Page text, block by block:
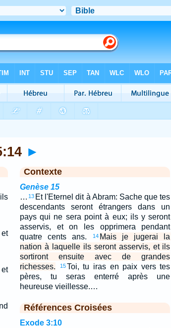
►
Contexte
Genèse 15
… 13 Et l'Eternel dit à Abram: Sache que tes
descendants seront étrangers dans un
pays qui ne sera point à eux; ils y seront
asservis, et on les opprimera pendant
quatre cents ans.
14 Mais je jugerai la
nation à laquelle ils seront asservis, et ils
sortiront ensuite avec de grandes
richesses.
15 Toi, tu iras en paix vers tes
pères, tu seras enterré après une
heureuse vieillesse.…
Références Croisées
Exode 3:10